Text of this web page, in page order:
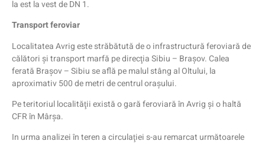
la est la vest de DN 1.
Transport feroviar
Localitatea Avrig este străbătută de o infrastructură feroviară de
călători şi transport marfă pe direcţia Sibiu – Braşov. Calea
ferată Braşov – Sibiu se află pe malul stâng al Oltului, la
aproximativ 500 de metri de centrul oraşului.
Pe teritoriul localităţii există o gară feroviară în Avrig şi o haltă
CFR în Mârşa.
In urma analizei în teren a circulaţiei s-au remarcat următoarele